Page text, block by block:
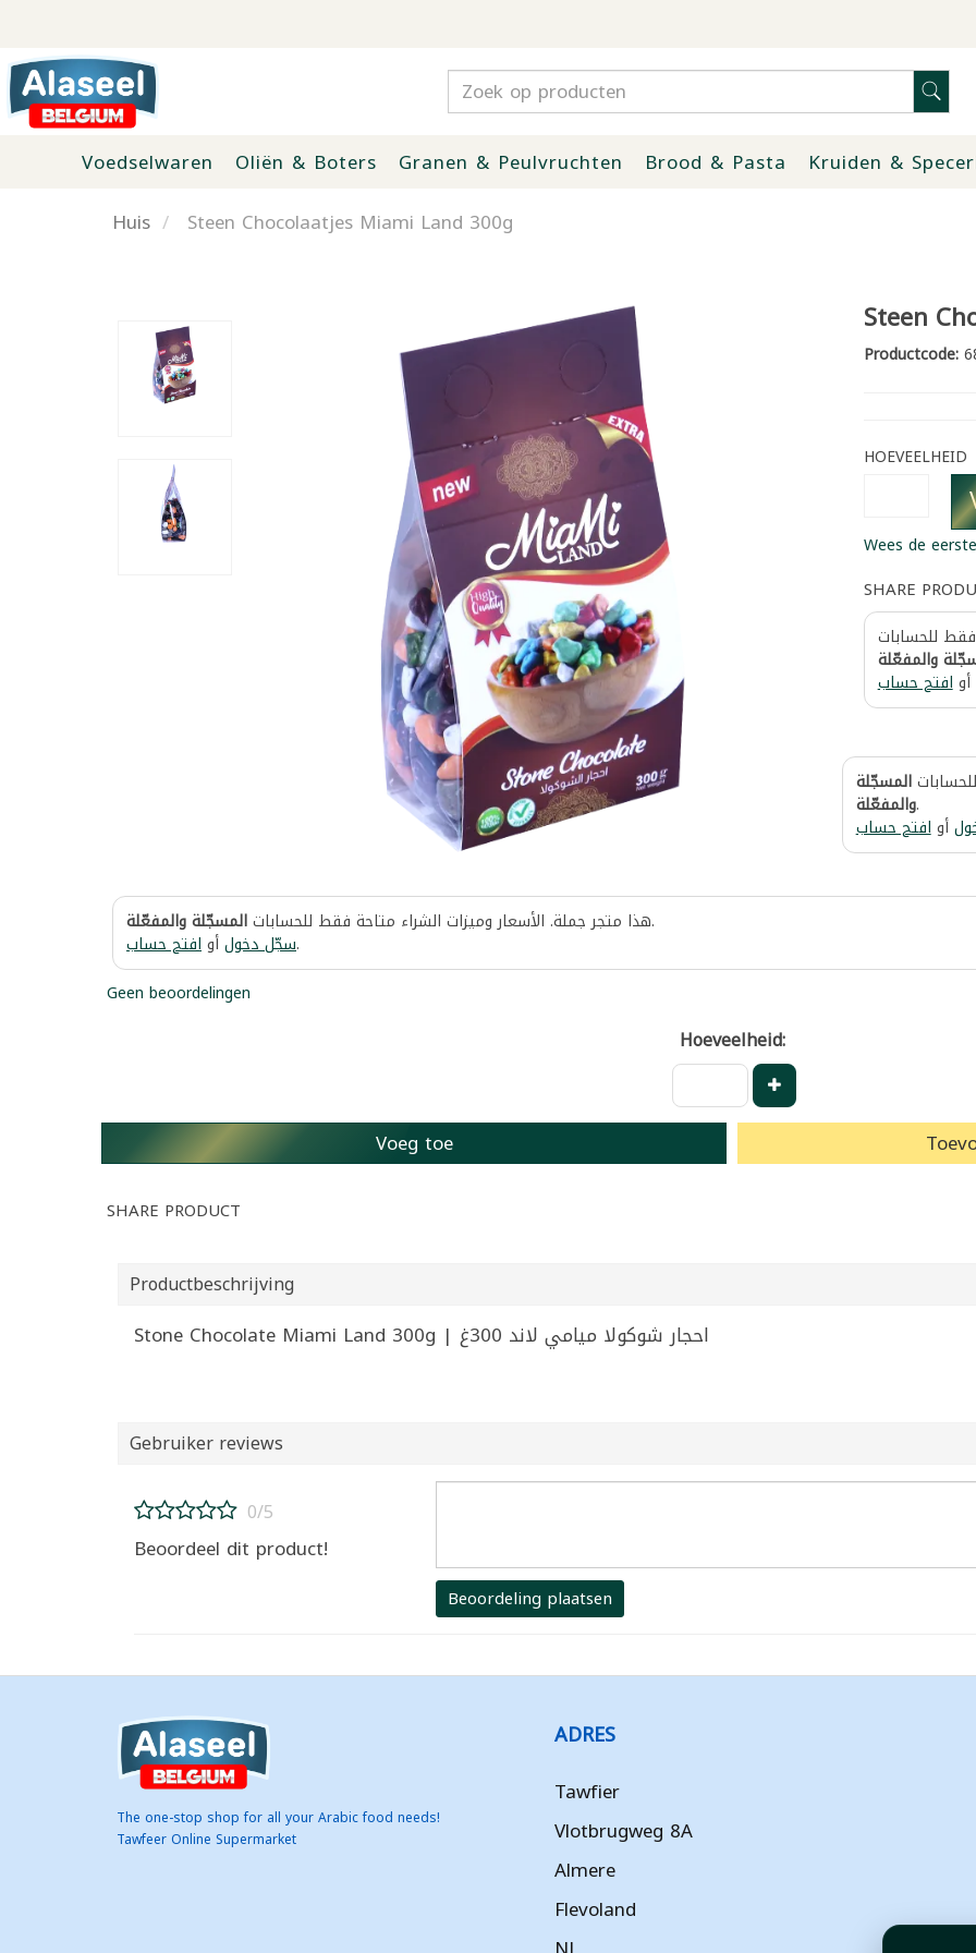
Voedselwaren Oliën & Boters Granen & Peulvruchten Brood & Pasta Kruiden &
Huis
Steen Chocolaatjes Miami Land 300g
Steen
Productcode:
HOEVEELHEID
Wees de
SHARE
فقط للحسابات
والمفعّلة
أوافتح حساب
المسجّلة
والمفعّلة.
أوافتح حساب
هذا متجر جملة. الأسعار وميزات الشراء متاحة فقط للحساباتالمسجّلة والمفعّلة .
سجّل دخولأوافتح حساب
.
Geen beoordelingen
Hoeveelheid:
Voeg toe
SHARE PRODUCT
Productbeschrijving
Stone Chocolate Miami Land 300g | احجار شوكولا ميامي لاند 300غ
Gebruiker reviews
0/5
Beoordeel dit product!
Beoordeling plaatsen
The one-stop shop for all your Arabic food needs!
Tawfeer Online Supermarket
ADRES
Tawfier
Vlotbrugweg 8A
Almere
Flevoland